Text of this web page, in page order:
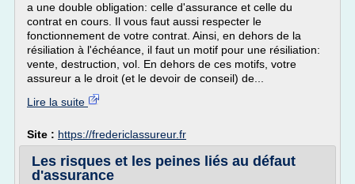
a une double obligation: celle d'assurance et celle du
contrat en cours. Il vous faut aussi respecter le
fonctionnement de votre contrat. Ainsi, en dehors de la
résiliation à l'échéance, il faut un motif pour une résiliation:
vente, destruction, vol. En dehors de ces motifs, votre
assureur a le droit (et le devoir de conseil) de...
Lire la suite
Site : https://fredericlassureur.fr
Les risques et les peines liés au défaut
d'assurance